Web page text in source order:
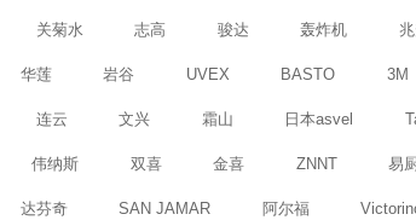
关菊水 志高 骏达 轰炸机
华莲 岩谷 UVEX BASTO 3M
连云 文兴 霜山 日本asvel
伟纳斯 双喜 金喜 ZNNT 易
达芬奇 SAN JAMAR 阿尔福